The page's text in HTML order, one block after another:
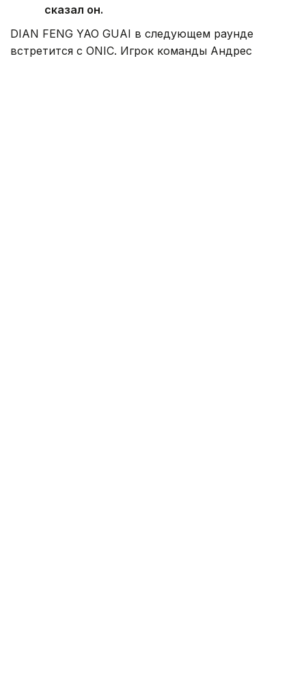
сказал он.
DIAN FENG YAO GUAI в следующем раунде
встретится с ONIC. Игрок команды Андрес